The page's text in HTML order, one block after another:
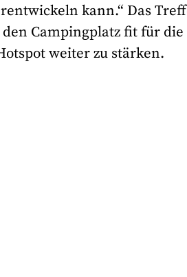
kann.“ Das
Campingplatz fit für
weiter zu stärken.